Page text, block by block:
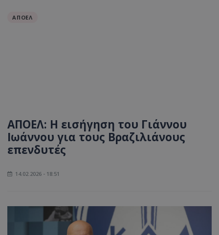
ΑΠΟΕΛ
ΑΠΟΕΛ: Η εισήγηση του Γιάννου
Ιωάννου για τους Βραζιλιάνους
επενδυτές
14.02.2026 - 18:51